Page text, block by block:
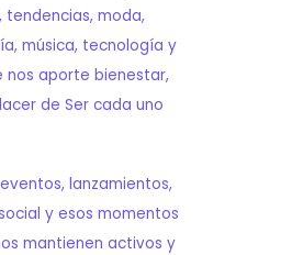
moda,
música, tecnología y
nos aporte bienestar,
de Ser cada uno
lanzamientos,
y esos momentos
mantienen activos y